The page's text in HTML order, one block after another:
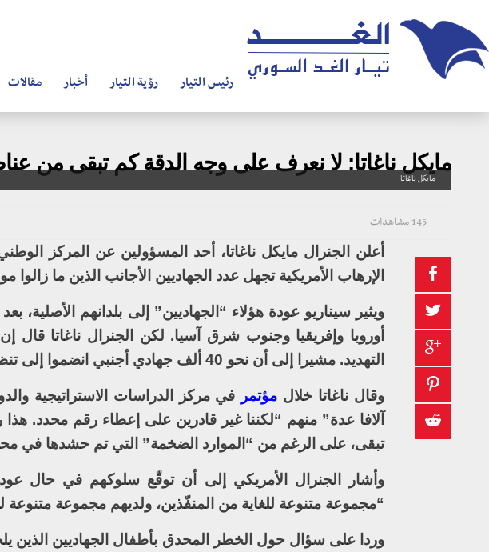
رئيس التيار رؤية التيار أخبار مقالات
مايكل ناغاتا: لا نعرف على وجه الدقة كم تبقى من
مايكل ناغاتا
145 مشاهدات
أعلن الجنرال مايكل ناغاتا، أحد المسؤولين عن المركز
الإرهاب الأمريكية تجهل عدد الجهاديين الأجانب الذين ما
ويثير سيناريو عودة هؤلاء “الجهاديين” إلى بلدانهم
أوروبا وإفريقيا وجنوب شرق آسيا. لكن الجنرال ناغاتا قال
التهديد. مشيرا إلى أن نحو 40 ألف جهادي أجنبي انضموا إلى تنظيم داعش في سوريا والعراق منذ ظهوره.
وقال ناغاتا خلال مؤتمر في مركز الدراسات الاستراتيجية
آلافا عدة” منهم “لكننا غير قادرين على إعطاء رقم محدد.
تبقى، على الرغم من “الموارد الضخمة” التي تم حشدها في
وأشار الجنرال الأمريكي إلى أن توقّع سلوكهم في حال
“مجموعة متنوعة للغاية من المنفّذين، ولديهم مجموعة متنوعة
وردا على سؤال حول الخطر المحدق بأطفال الجهاديين الذين